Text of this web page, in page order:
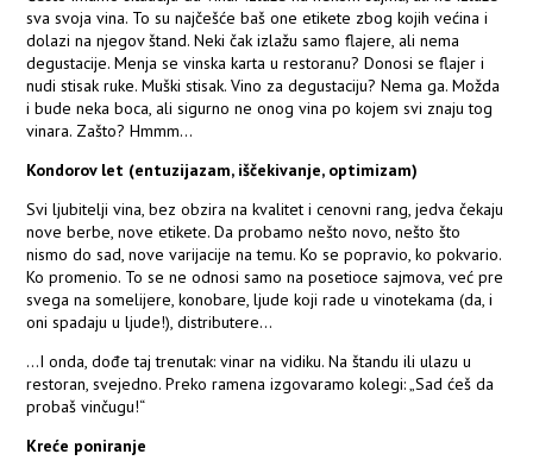
sva svoja vina. To su najčešće baš one etikete zbog kojih većina i
dolazi na njegov štand. Neki čak izlažu samo flajere, ali nema
degustacije. Menja se vinska karta u restoranu? Donosi se flajer i
nudi stisak ruke. Muški stisak. Vino za degustaciju? Nema ga. Možda
i bude neka boca, ali sigurno ne onog vina po kojem svi znaju tog
vinara. Zašto? Hmmm...
Kondorov let (entuzijazam, iščekivanje, optimizam)
Svi ljubitelji vina, bez obzira na kvalitet i cenovni rang, jedva čekaju
nove berbe, nove etikete. Da probamo nešto novo, nešto što
nismo do sad, nove varijacije na temu. Ko se popravio, ko pokvario.
Ko promenio. To se ne odnosi samo na posetioce sajmova, već pre
svega na somelijere, konobare, ljude koji rade u vinotekama (da, i
oni spadaju u ljude!), distributere...
...I onda, dođe taj trenutak: vinar na vidiku. Na štandu ili ulazu u
restoran, svejedno. Preko ramena izgovaramo kolegi: „Sad ćeš da
probaš vinčugu!“
Kreće poniranje